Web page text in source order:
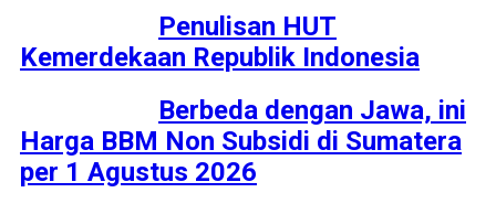
Penulisan HUT
Kemerdekaan Republik Indonesia
Berbeda dengan Jawa, ini
Harga BBM Non Subsidi di Sumatera
per 1 Agustus 2026